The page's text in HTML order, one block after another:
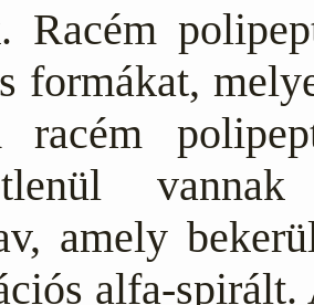
Racém
formákat,
amely
alfa-spirált.